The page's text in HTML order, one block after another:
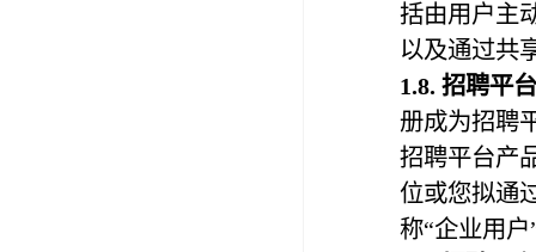
括由用户主
以及通过共
1.8. 招聘平台
册成为招聘
招聘平台产
位或您拟通
称“企业用户